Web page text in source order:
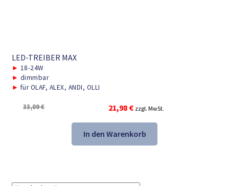
LED-TREIBER MAX
► 18-24W
► dimmbar
► für OLAF, ALEX, ANDI, OLLI
33,09€
Ursprünglicher
Preis
war:
33,09 €
21,98 €Aktueller
Preis
ist:
21,98 €.
zzgl. MwSt.
In den Warenkorb